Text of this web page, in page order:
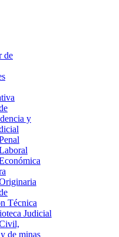
de
y
Técnica
Judicial
de minas